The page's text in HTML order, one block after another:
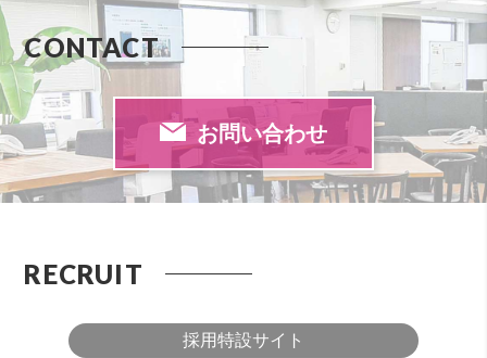
CONTACT
お問い合わせ
RECRUIT
採用特設サイト